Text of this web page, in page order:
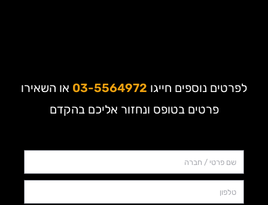
לפרטים נוספים חייגו 03-5564972 או השאירו
פרטים בטופס ונחזור אליכם בהקדם